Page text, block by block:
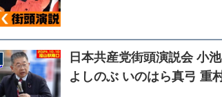
日本共産党街頭演説会 小
よしのぶ いのはら真弓 重